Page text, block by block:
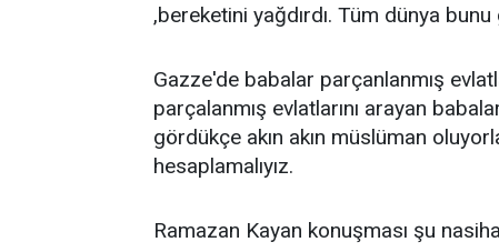
,bereketini yağdırdı. Tüm dünya
Gazze'de babalar parçanlanmış
parçalanmış evlatlarını arayan
gördükçe akın akın müslüman
hesaplamalıyız.
Ramazan Kayan konuşması şu